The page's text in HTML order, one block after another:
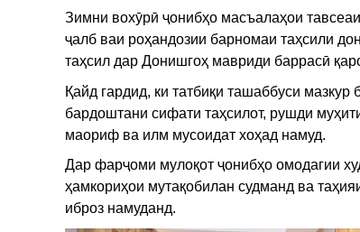
Зимни вохӯрӣ ҷонибҳо масъалаҳои
ҷалб ваи роҳандозии барномаи таҳсили
таҳсил дар Донишгоҳ мавриди баррасӣ
Қайд гардид, ки татбиқи ташаббуси
бардоштани сифати таҳсилот, рушди
маориф ва илм мусоидат хоҳад намуд.
Дар фарҷоми мулоқот ҷонибҳо омодагии
ҳамкориҳои мутақобилан судманд ва
иброз намуданд.